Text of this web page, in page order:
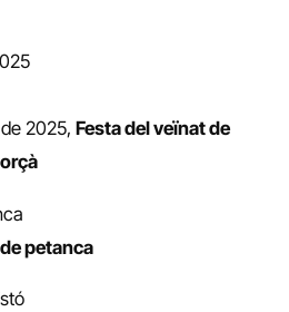
2025, Festa del veïnat de
petanca